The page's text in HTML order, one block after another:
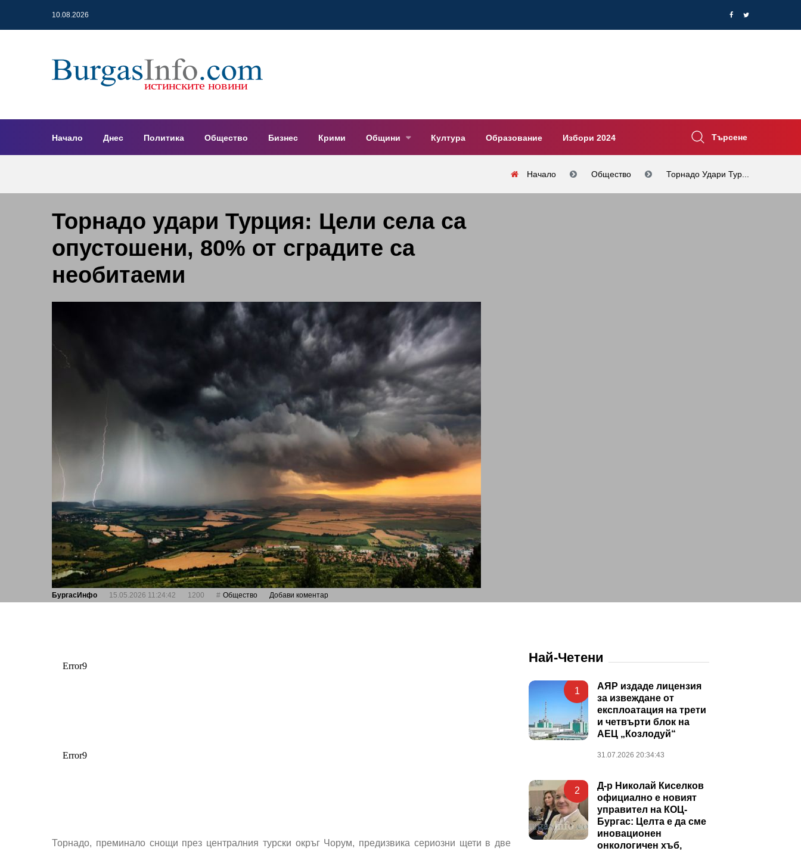
10.08.2026
Начало Днес Политика Общество Бизнес Крими Общини Култура Образование Избори 2024 Търсене
Начало Общество Торнадо Удари Тур...
Торнадо удари Турция: Цели села са
опустошени, 80% от сградите са
необитаеми
БургасИнфо 15.05.2026 11:24:42 1200 Общество Добави коментар
Торнадо, преминало снощи през централния турски окръг Чорум, предизвика сериозни щети в две
Най-Четени
1
АЯР издаде лицензия
за извеждане от
експлоатация на трети
и четвърти блок на
АЕЦ „Козлодуй“
31.07.2026 20:34:43
2
Д-р Николай Киселков
официално е новият
управител на КОЦ-
Бургас: Целта е да сме
иновационен
онкологичен хъб,